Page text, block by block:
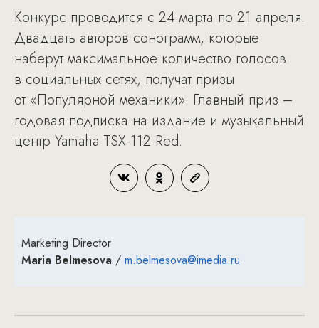
Конкурс проводится с 24 марта по 21 апреля.
Двадцать авторов сонограмм, которые
наберут максимальное количество голосов
в социальных сетях, получат призы
от «Популярной механики». Главный приз –
годовая подписка на издание и музыкальный
центр Yamaha TSX-112 Red.
Marketing Director
Maria Belmesova / m.belmesova@imedia.ru